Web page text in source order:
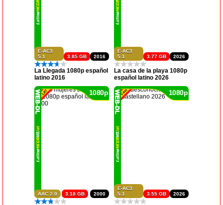
E-AC3
5.1
2016
3.85 GB
La Llegada 1080p español
latino 2016
E-AC3
5.1
2026
3.77 GB
La casa de la playa 1080p
español latino 2026
AAC 2.0 2000
3.18 GB
1080p
E-AC3
5.1
2026
3.55 GB
1080p